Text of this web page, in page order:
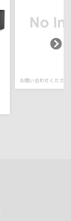
お問い合わせください